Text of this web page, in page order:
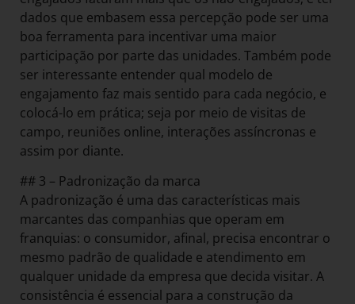
dados que embasem essa percepção pode ser uma
boa ferramenta para incentivar uma maior
participação por parte das unidades. Também pode
ser interessante entender qual modelo de
engajamento faz mais sentido para cada negócio, e
colocá-lo em prática; seja por meio de visitas de
campo, reuniões online, interações assíncronas e
assim por diante.
## 3 – Padronização da marca
A padronização é uma das características mais
marcantes das companhias que operam em
franquias: o consumidor, afinal, precisa encontrar o
mesmo padrão de qualidade e atendimento em
qualquer unidade da empresa que decida visitar. A
consistência é essencial para a construção da